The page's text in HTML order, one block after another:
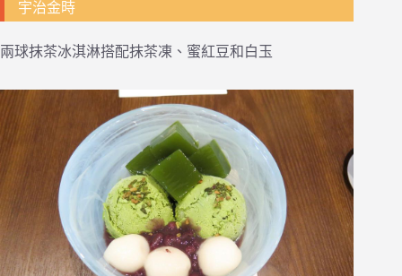
宇治金時
兩球抹茶冰淇淋搭配抹茶凍、蜜紅豆和白玉